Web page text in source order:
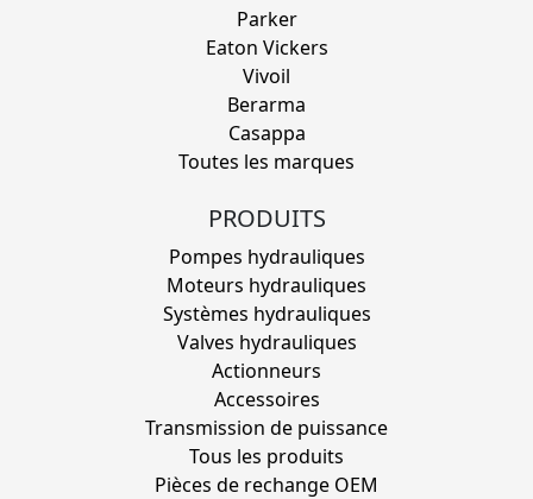
Parker
Eaton Vickers
Vivoil
Berarma
Casappa
Toutes les marques
PRODUITS
Pompes hydrauliques
Moteurs hydrauliques
Systèmes hydrauliques
Valves hydrauliques
Actionneurs
Accessoires
Transmission de puissance
Tous les produits
Pièces de rechange OEM